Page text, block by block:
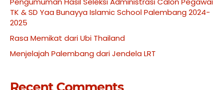
TK & SD Yaa Bunayya Islamic School Palembang 2024-
2025
Rasa Memikat dari Ubi Thailand
Menjelajah Palembang dari Jendela LRT